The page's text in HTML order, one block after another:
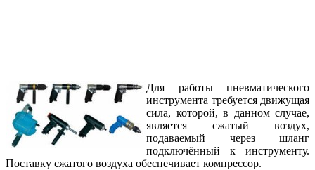
Для работы пневматического
инструмента требуется движущая
сила, которой, в данном случае,
является сжатый воздух,
подаваемый через шланг
подключённый к инструменту.
Поставку сжатого воздуха обеспечивает компрессор.